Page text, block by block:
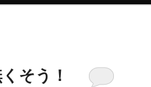
そう！